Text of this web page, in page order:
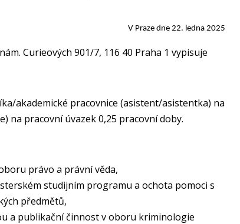
V Praze dne 22. ledna 2025
Curieových 901/7, 116 40 Praha 1 vypisuje
akademické pracovnice (asistent/asistentka) na
na pracovní úvazek 0,25 pracovní doby.
právo a právní věda,
studijním programu a ochota pomoci s
předmětů,
a publikační činnost v oboru kriminologie